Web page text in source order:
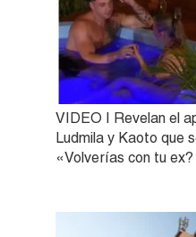
VIDEO | Revelan el
Ludmila y Kaoto que
«Volverías con tu ex?